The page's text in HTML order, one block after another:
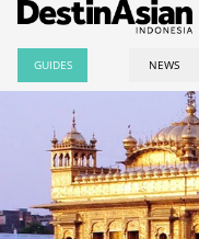
GUIDES NEWS